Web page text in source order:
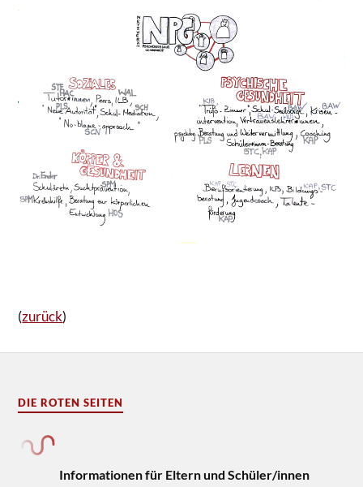
(zurück)
DIE ROTEN SEITEN
Informationen für Eltern und Schüler/innen